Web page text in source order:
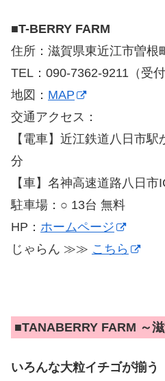
■T-BERRY FARM
住所：滋賀県東近江市曽根
TEL：090-7362-9211（受
地図： MAP
交通アクセス：
【電車】近江鉄道八日市
分
【車】名神高速道路八日市
駐車場：○ 13台 無料
HP： ホームページ
じゃらん ≫≫ こちら
■TANABERRY FARM ～
いろんな大粒イチゴが揃う